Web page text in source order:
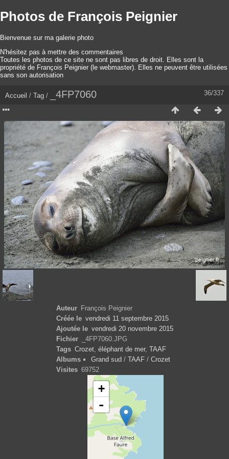
Photos de François Peignier
Bienvenue sur ma galerie photo
N'hésitez pas à mettre des commentaires
Toutes les photos de ce site ne sont pas libres de droit. Elles sont la
propriété de François Peignier (le webmaster). Elles ne peuvent être utilisées
sans son autorisation
36/337
Accueil / Tag / _4FP7060
Auteur François Peignier
Créée le vendredi 11 septembre 2015
Ajoutée le vendredi 20 novembre 2015
Fichier
_4FP7060.JPG
Tags Crozet, éléphant de mer, TAAF
Albums
Grand sud / TAAF/ Crozet
Visites 69752
+
-